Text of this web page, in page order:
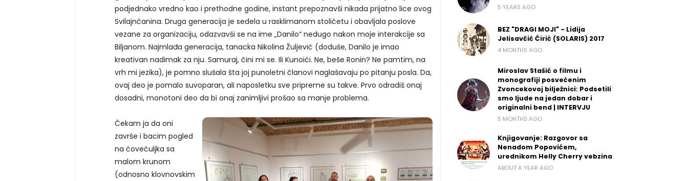
podjednako vredno kao i prethodne godine, instant prepoznavši nikada prijatno lice ovog
Svilajnčanina. Druga generacija je sedela u rasklimanom stoličetu i obavljala poslove
vezane za organizaciju, odazvavši se na ime „Danilo“ nedugo nakon moje interakcije sa
Biljanom. Najmlađa generacija, tanacka Nikolina Žuljević (doduše, Danilo je imao
kreativan nadimak za nju. Samuraj, čini mi se. Ili Kunoići. Ne, beše Ronin? Ne pamtim, na
vrh mi jezika), je pomno slušala šta joj punoletni članovi naglašavaju po pitanju posla. Da,
ovaj deo je pomalo suvoparan, ali naposletku sve pripreme su takve. Prvo odradiš onaj
dosadni, monotoni deo da bi onaj zanimljivi prošao sa manje problema.
Čekam ja da oni
završe i bacim pogled
na čovečuljka sa
malom krunom
(odnosno klovnovskim
5 YEARS AGO
BEZ "DRAGI MOJI" - Lidija
Jelisavčić Ćirić (SOLARIS) 2017
4 MONTHS AGO
Miroslav Stašić o filmu i
monografiji posvećenim
Zvoncekovoj bilježnici: Podsetili
smo ljude na jedan dobar i
originalni bend | INTERVJU
5 MONTHS AGO
Knjigovanje: Razgovor sa
Nenadom Popovićem,
urednikom Helly Cherry vebzina
ABOUT A YEAR AGO